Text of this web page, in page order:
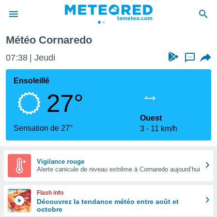
de
Météo Cornaredo
07:38 Jeudi ...
Ensoleillé
27°
Sensation de 27°
Ouest
3
11 km/h
Vigilance rouge
Alerte canicule de niveau extrême à Cornaredo aujourd’hui
Flash info
Découvrez la tendance météo entre août et
octobre